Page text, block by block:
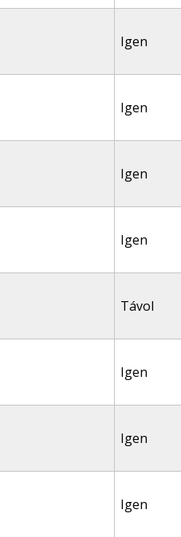
Igen
Igen
Igen
Igen
Távol
Igen
Igen
Igen